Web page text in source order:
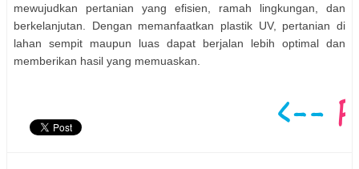
mewujudkan pertanian yang efisien, ramah lingkungan, dan
berkelanjutan. Dengan memanfaatkan plastik UV, pertanian di
lahan sempit maupun luas dapat berjalan lebih optimal dan
memberikan hasil yang memuaskan.